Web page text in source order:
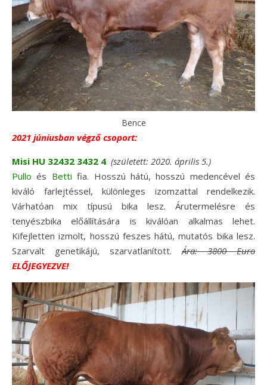
Bence
2021 júniusban végző csoport:
Misi HU 32432 3432 4 (született: 2020. április 5.)
Pulloés Betti fia. Hosszú hátú, hosszú medencével és
kiváló farlejtéssel, különleges izomzattal rendelkezik.
Várhatóan mix típusú bika lesz. Árutermelésre és
tenyészbika előállítására is kiválóan alkalmas lehet.
Kifejletten izmolt, hosszú feszes hátú, mutatós bika lesz.
Szarvalt genetikájú, szarvatlanított. Ára:
3800 Euro
ELŐJEGYEZVE!